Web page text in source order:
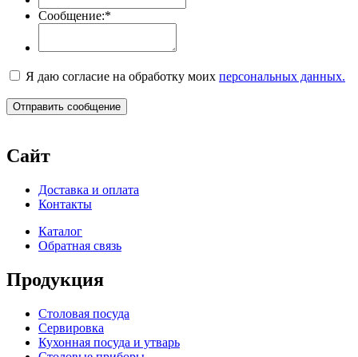
Сообщение:*
Я даю согласие на обработку моих персональных данных.
Сайт
Доставка и оплата
Контакты
Каталог
Обратная связь
Продукция
Столовая посуда
Сервировка
Кухонная посуда и утварь